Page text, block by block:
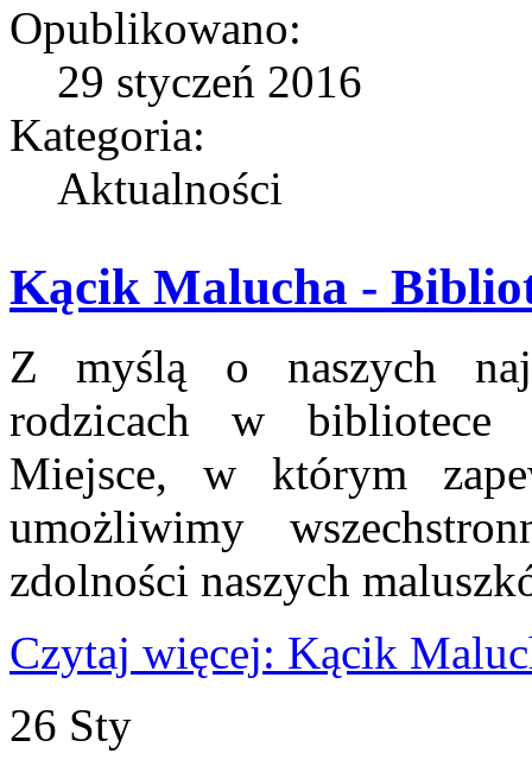
Opublikowano:
29 styczeń 2016
Kategoria:
Aktualności
Kącik Malucha -
Z myślą o naszych
rodzicach w
Miejsce, w którym
umożliwimy
zdolności naszych
Czytaj więcej: Kącik
26 Sty